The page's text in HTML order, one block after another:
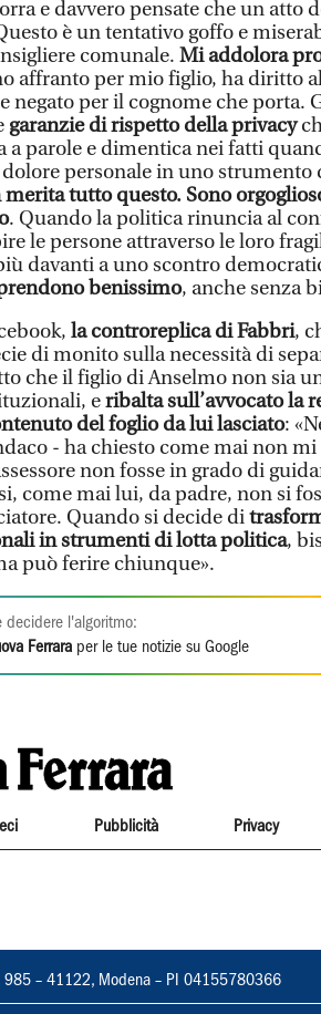
e davvero pensate che un atto
è un tentativo goffo e
comunale. Mi addolora
affranto per mio figlio, ha diritto
negato per il cognome che porta.
garanzie di rispetto della privacy
a parole e dimentica nei fatti
personale in uno strumento
tutto questo. Sono
. Quando la politica rinuncia al
le persone attraverso le loro
davanti a uno scontro
benissimo, anche senza
la controreplica di Fabbri,
di monito sulla necessità di
che il figlio di Anselmo non sia
eribalta sull’avvocato la
del foglio da lui lasciato:
- ha chiesto come mai non
non fosse in grado di
come mai lui, da padre, non si
Quando si decide di
in strumenti di lotta politica,
può ferire chiunque».
decidere l'algoritmo:
Ferrara per le tue notizie su Google
Pubblicità Privacy
985 – 41122, Modena – PI 04155780366